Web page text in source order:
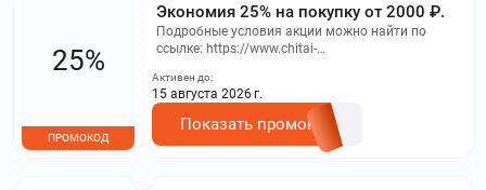
Экономия 25% на покупку от 2000 ₽.
Подробные условия акции можно найти по
ссылке: https://www.chitai-
25%
ПРОМОКОД
Активен до:
15 августа 2026 г.
Показать промокод